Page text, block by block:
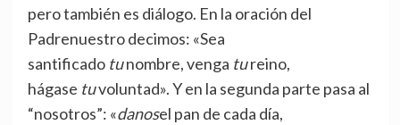
pero también es diálogo. En la oración del
Padrenuestro decimos: «Sea
santificado tunombre, venga tureino,
hágase tuvoluntad». Y en la segunda parte pasa al
“nosotros”: «danosel pan de cada día,